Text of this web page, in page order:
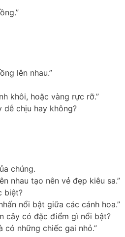
lên nhau.”
khôi, hoặc vàng rực rỡ.”
dễ chịu hay không?
chúng.
nhau tạo nên vẻ đẹp kiêu sa.”
biệt?
nổi bật giữa các cánh hoa.”
cây có đặc điểm gì nổi bật?
có những chiếc gai nhỏ.”